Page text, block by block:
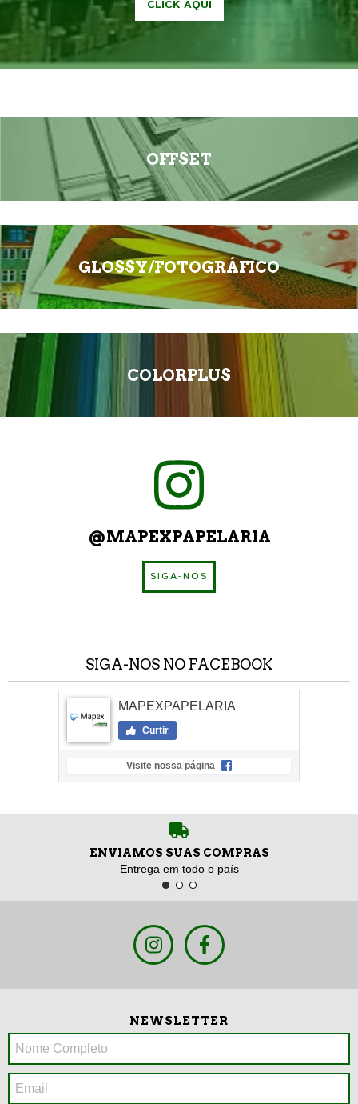
CLICK AQUI
OFFSET
GLOSSY/FOTOGRÁFICO
COLORPLUS
@MAPEXPAPELARIA
SIGA-NOS
SIGA-NOS NO FACEBOOK
MAPEXPAPELARIA
Curtir
Visite nossa página
ENVIAMOS SUAS COMPRAS
Entrega em todo o país
NEWSLETTER